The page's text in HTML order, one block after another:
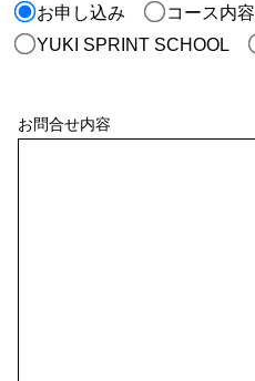
お申し込み
コース内容
YUKI SPRINT SCHOOL
お問合せ内容